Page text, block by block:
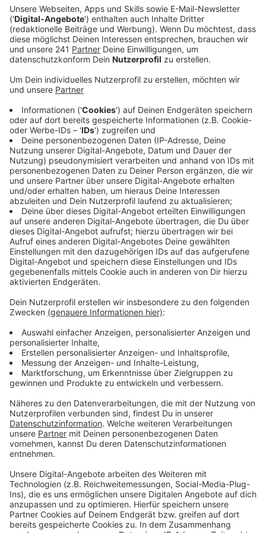
bald austauschen muss.
Veröffentlicht:Dienstag, 09.12.2025 06:00
Anzeige
Tonnen vor zehn Jahren gekostet und damit zehn Mal
so viel wie das günstigste Modell. Mit ihrer
Entscheidung für die Luxus-Mülleimer hatte es die
Stadt Leverkusen damals sogar ins Schwarzbuch der
Steuerzahler geschafft.
Scheinbar sorgt der hohe Preis aber nicht für
Langlebigkeit: die ersten Toluca-Mülleimer sind schon
so kaputt, dass sie übergangsweise durch normale
schwarze Mülltonnen ersetzt werden müssen. Auch
die anderen über zwanzig Stück sollen im kommenden
Jahr nach und nach ersetzt werden. Welches Modell
dann zum Einsatz kommt, darüber soll der Stadtrat
Anfang nächsten Jahres entscheiden.
Weitere Meldungen aus Leverkusen
Anzeige
Petition gegen Abschiebung von Leverkusener Familie
Leverkusen: Sanierung GGS Morsbroicher Straße wird
teurer
Zukunft des Nordischen Weihnachtsmarkts in
Leverkusen ungewiss
Anzeige